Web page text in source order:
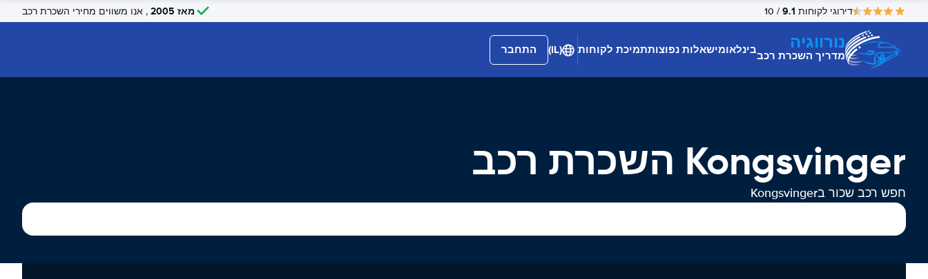
דירוגי לקוחות 9.1
/ 10 מאז 2005 , אנו משווים מחירי השכרת רכב
נורווגיה
מדריך השכרת רכבבינלאומישאלות נפוצותתמיכת לקוחות (IL) התחבר
Kongsvinger השכרת רכב
חפש רכב שכור בKongsvinger